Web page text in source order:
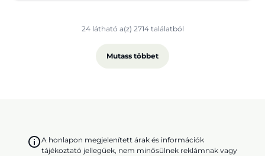
24 látható a(z) 2714 találatból
Mutass többet
A honlapon megjelenített árak és információk
tájékoztató jellegűek, nem minősülnek reklámnak vagy